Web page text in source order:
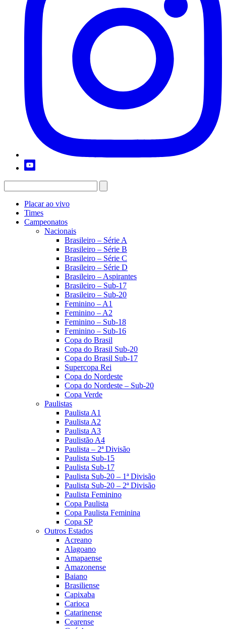
Placar ao vivo
Times
Campeonatos
Nacionais
Brasileiro – Série A
Brasileiro – Série B
Brasileiro – Série C
Brasileiro – Série D
Brasileiro – Aspirantes
Brasileiro – Sub-17
Brasileiro – Sub-20
Feminino – A1
Feminino – A2
Feminino – Sub-18
Feminino – Sub-16
Copa do Brasil
Copa do Brasil Sub-20
Copa do Brasil Sub-17
Supercopa Rei
Copa do Nordeste
Copa do Nordeste – Sub-20
Copa Verde
Paulistas
Paulista A1
Paulista A2
Paulista A3
Paulistão A4
Paulista – 2ª Divisão
Paulista Sub-15
Paulista Sub-17
Paulista Sub-20 – 1ª Divisão
Paulista Sub-20 – 2ª Divisão
Paulista Feminino
Copa Paulista
Copa Paulista Feminina
Copa SP
Outros Estados
Acreano
Alagoano
Amapaense
Amazonense
Baiano
Brasiliense
Capixaba
Carioca
Catarinense
Cearense